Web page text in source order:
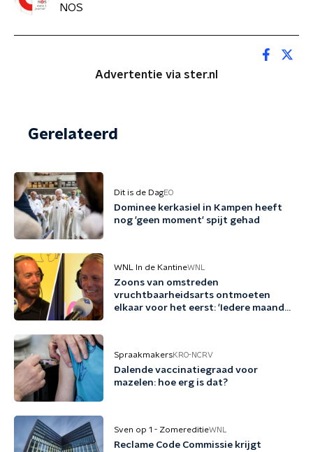
NOS
Advertentie via ster.nl
Gerelateerd
Dit is de DagEO
Dominee kerkasiel in Kampen heeft
nog 'geen moment' spijt gehad
WNL In de KantineWNL
Zoons van omstreden
vruchtbaarheidsarts ontmoeten
elkaar voor het eerst: 'Iedere maand
SpraakmakersKRO-NCRV
Dalende vaccinatiegraad voor
mazelen: hoe erg is dat?
Sven op 1 - ZomereditieWNL
Reclame Code Commissie krijgt